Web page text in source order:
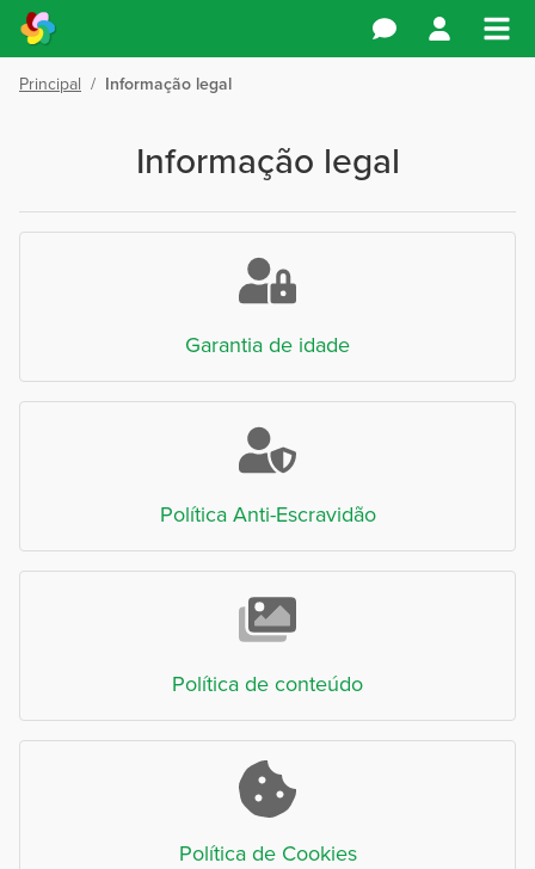
Principal / Informação legal
Informação legal
Garantia de idade
Política Anti-Escravidão
Política de conteúdo
Política de Cookies